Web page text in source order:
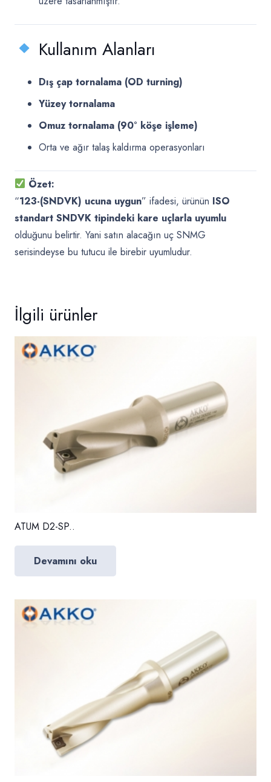
Kullanım Alanları
Dış çap tornalama (OD turning)
Yüzey tornalama
Omuz tornalama (90° köşe işleme)
Orta ve ağır talaş kaldırma operasyonları
Özet:
“123-(SNDVK) ucuna uygun” ifadesi, ürünün ISO
standart SNDVK tipindeki kare uçlarla uyumlu
olduğunu belirtir. Yani satın alacağın uç SNMG
serisindeyse bu tutucu ile birebir uyumludur.
İlgili ürünler
ATUM D2-SP..
Devamını oku